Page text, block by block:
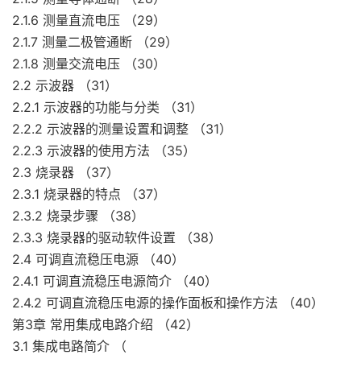
2.1.6 测量直流电压 （29）
2.1.7 测量二极管通断 （29）
2.1.8 测量交流电压 （30）
2.2 示波器 （31）
2.2.1 示波器的功能与分类 （31）
2.2.2 示波器的测量设置和调整 （31）
2.2.3 示波器的使用方法 （35）
2.3 烧录器 （37）
2.3.1 烧录器的特点 （37）
2.3.2 烧录步骤 （38）
2.3.3 烧录器的驱动软件设置 （38）
2.4 可调直流稳压电源 （40）
2.4.1 可调直流稳压电源简介 （40）
2.4.2 可调直流稳压电源的操作面板和操作方法 （40）
第3章 常用集成电路介绍 （42）
3.1 集成电路简介 （